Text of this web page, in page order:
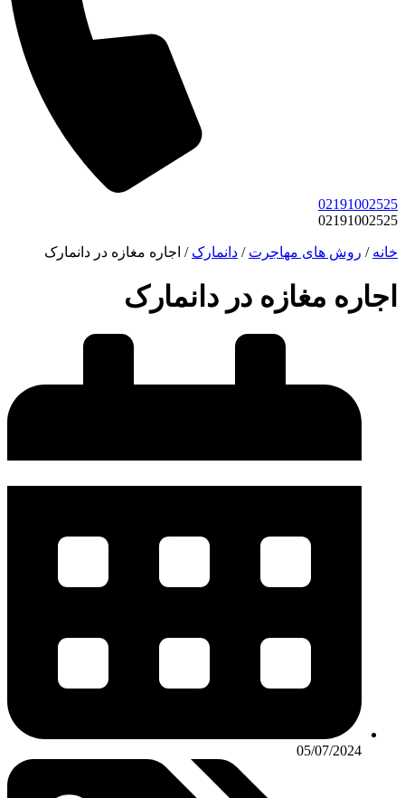
02191002525
02191002525
خانه / روش های مهاجرت / دانمارک / اجاره مغازه در دانمارک
اجاره مغازه در دانمارک
05/07/2024